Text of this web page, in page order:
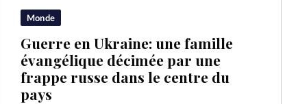
Monde
Guerre en Ukraine: une famille
évangélique décimée par une
frappe russe dans le centre du
pays